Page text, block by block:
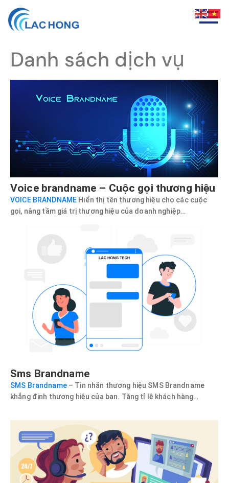
Danh sách dịch vụ
Voice brandname – Cuộc gọi thương hiệu
VOICE BRANDNAME Hiển thị tên thương hiệu cho các cuộc
gọi, nâng tầm giá trị thương hiệu của doanh nghiệp…
Sms Brandname
SMS Brandname– Tin nhắn thương hiệu SMS Brandname
khẳng định thương hiệu của bạn. Tăng tỉ lệ khách hàng…